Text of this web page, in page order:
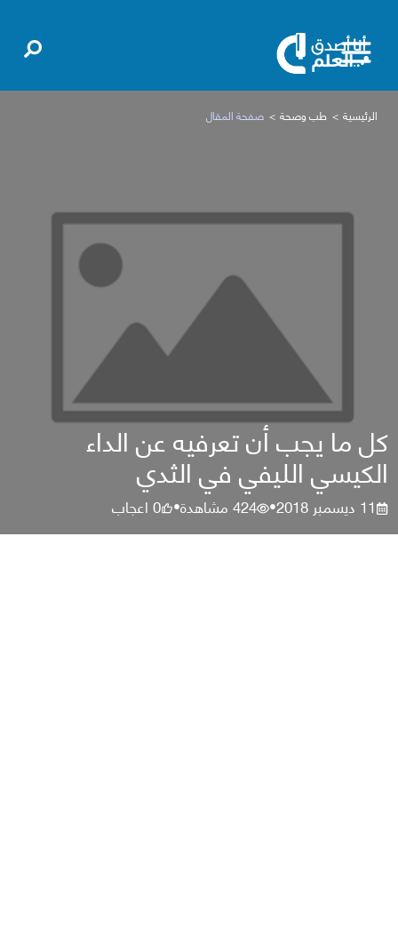
الرئيسية طب وصحة صفحة المقال
كل ما يجب أن تعرفيه عن الداء
الكيسي الليفي في الثدي
11 ديسمبر 2018 •
424مشاهدة•
0اعجاب